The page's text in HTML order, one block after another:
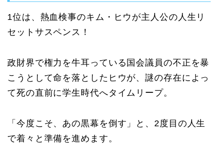
1位は、熱血検事のキム・ヒウが主人公の人生リ
セットサスペンス！
政財界で権力を牛耳っている国会議員の不正を暴
こうとして命を落としたヒウが、謎の存在によっ
て死の直前に学生時代へタイムリープ。
「今度こそ、あの黒幕を倒す」と、2度目の人生
で着々と準備を進めます。